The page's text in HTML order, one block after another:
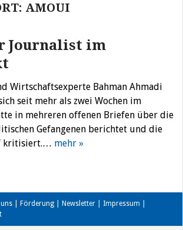
AMOUI
Journalist im
Wirtschaftsexperte Bahman Ahmadi
seit mehr als zwei Wochen im
in mehreren offenen Briefen über die
Gefangenen berichtet und die
kritisiert.… mehr »
Förderung Newsletter Impressum